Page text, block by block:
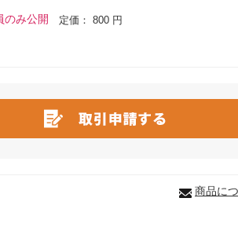
のみ公開 定価： 800 円
商品に